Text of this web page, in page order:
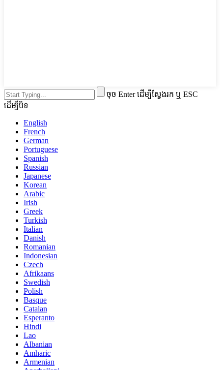
ចុច Enter ដើម្បីស្វែងរក ឬ ESC
ដើម្បីបិទ
English
French
German
Portuguese
Spanish
Russian
Japanese
Korean
Arabic
Irish
Greek
Turkish
Italian
Danish
Romanian
Indonesian
Czech
Afrikaans
Swedish
Polish
Basque
Catalan
Esperanto
Hindi
Lao
Albanian
Amharic
Armenian